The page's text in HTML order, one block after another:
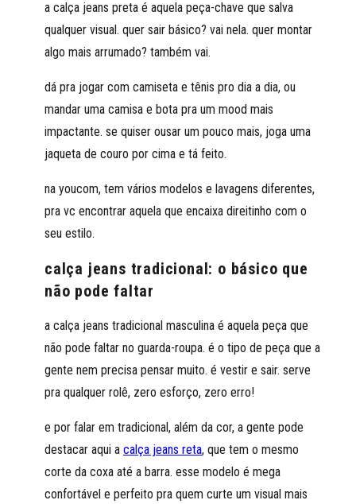
a calça jeans preta é aquela peça-chave que salva
qualquer visual. quer sair básico? vai nela. quer montar
algo mais arrumado? também vai.
dá pra jogar com camiseta e tênis pro dia a dia, ou
mandar uma camisa e bota pra um mood mais
impactante. se quiser ousar um pouco mais, joga uma
jaqueta de couro por cima e tá feito.
na youcom, tem vários modelos e lavagens diferentes,
pra vc encontrar aquela que encaixa direitinho com o
seu estilo.
calça jeans tradicional: o básico que
não pode faltar
a calça jeans tradicional masculina é aquela peça que
não pode faltar no guarda-roupa. é o tipo de peça que a
gente nem precisa pensar muito. é vestir e sair. serve
pra qualquer rolê, zero esforço, zero erro!
e por falar em tradicional, além da cor, a gente pode
destacar aqui a calça jeans reta, que tem o mesmo
corte da coxa até a barra. esse modelo é mega
confortável e perfeito pra quem curte um visual mais